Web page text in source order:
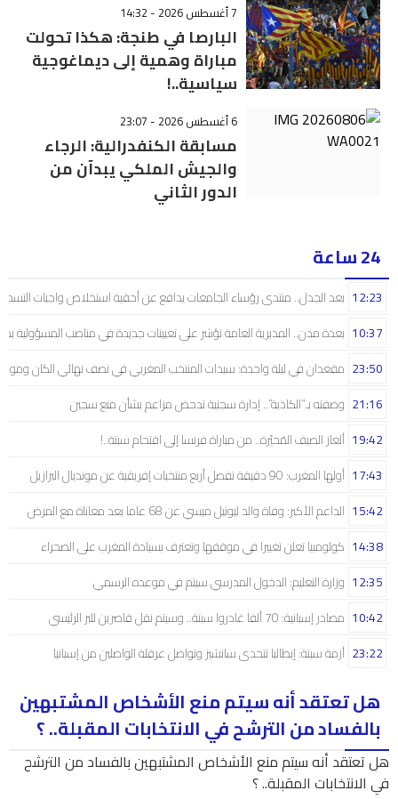
7 أغسطس 2026 - 14:32
البارصا في طنجة: هكذا تحولت
مباراة وهمية إلى ديماغوجية
سياسية..!
6 أغسطس 2026 - 23:07
مسابقة الكنفدرالية: الرجاء
والجيش الملكي يبدآن من
الدور الثاني
24 ساعة
بعد الجدل.. منتدى رؤساء الجامعات يدافع عن أحقية استخلاص واجبات التسجيل 12:23
بعدة مدن.. المديرية العامة تؤشر على تعيينات جديدة في مناصب المسؤولية 10:37
مقعدان في ليلة واحدة: سيدات المنتخب المغربي في نصف نهائي الكان 23:50
وصفته بـ”الكاذبة”.. إدارة سجنية تدحض مزاعم بشأن منع سجين 21:16
ألغاز الصيف المُحيّرة.. من مباراة فرنسا إلى اقتحام سبتة..! 19:42
أولها المغرب: 90 دقيقة تفصل أربع منتخبات إفريقية عن مونديال البرازيل 17:43
الداعم الأكبر: وفاة والد ليونيل ميسي عن 68 عاما بعد معاناة مع المرض 15:42
كولومبيا تعلن تغييرا في موقفها وتعترف بسيادة المغرب على الصحراء 14:38
وزارة التعليم: الدخول المدرسي سیتم في موعده الرسمي 12:35
مصادر إسبانية: 70 ألفا غادروا سبتة.. وسيتم نقل قاصرين للبر الرئيسي 10:42
أزمة سبتة: إيطاليا تتحدى سانشيز وتواصل عرقلة الواصلين من إسبانيا 23:22
هل تعتقد أنه سيتم منع الأشخاص المشتبهين
بالفساد من الترشح في الانتخابات المقبلة.. ؟
هل تعتقد أنه سيتم منع الأشخاص المشتبهين بالفساد من الترشح
في الانتخابات المقبلة.. ؟